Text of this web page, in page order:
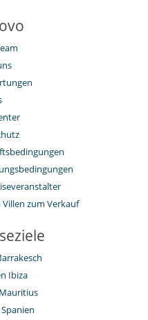
zum Verkauf
Ibiza